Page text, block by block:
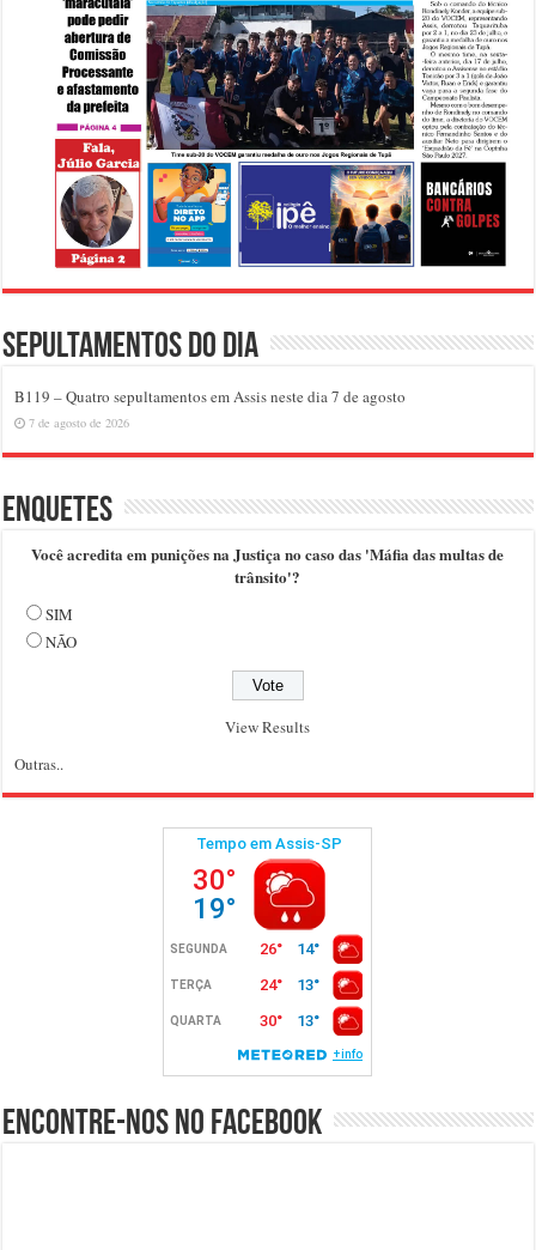
Sepultamentos do dia
B119 – Quatro sepultamentos em Assis neste dia 7 de agosto
7 de agosto de 2026
Enquetes
Você acredita em punições na Justiça no caso das 'Máfia das multas de
trânsito'?
SIM
NÃO
View Results
Outras..
Encontre-nos no Facebook